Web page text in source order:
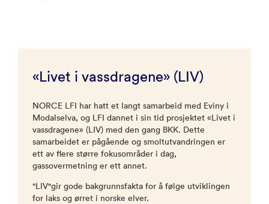
«Livet i vassdragene» (LIV)
NORCE LFI har hatt et langt samarbeid med Eviny i
Modalselva, og LFI dannet i sin tid prosjektet «Livet i
vassdragene» (LIV) med den gang BKK. Dette
samarbeidet er pågående og smoltutvandringen er
ett av flere større fokusområder i dag,
gassovermetning er ett annet.
"LIV"gir gode bakgrunnsfakta for å følge utviklingen
for laks og ørret i norske elver.